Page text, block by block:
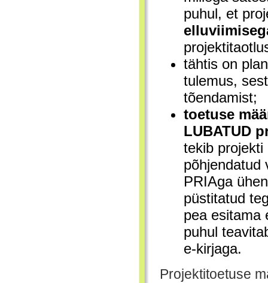
puhul, et
tähtis on
tulemus,
tõendamist;
toetuse
LUBATUD
tekib projekti
põhjendatud
PRIAga
püstitatud
pea esitama
puhul
e-kirjaga.
Projektitoetuse